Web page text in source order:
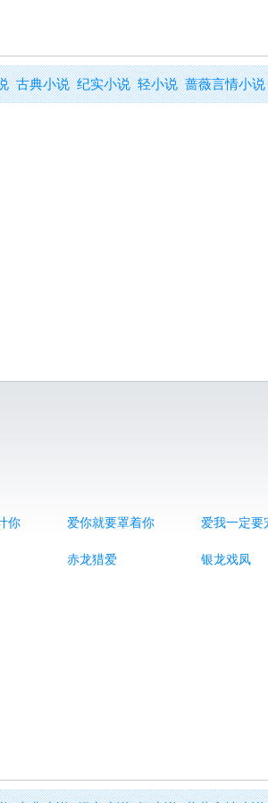
古典小说 纪实小说 轻小说 蔷薇言情小说
你 爱你就要罩着你 爱我一定要
赤龙猎爱 银龙戏凤